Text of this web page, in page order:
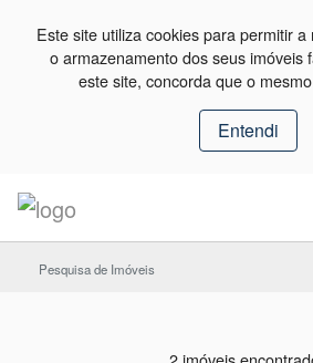
Este site utiliza cookies para permitir
o armazenamento dos seus imóveis
este site, concorda que o
Entendi
Pesquisa de Imóveis